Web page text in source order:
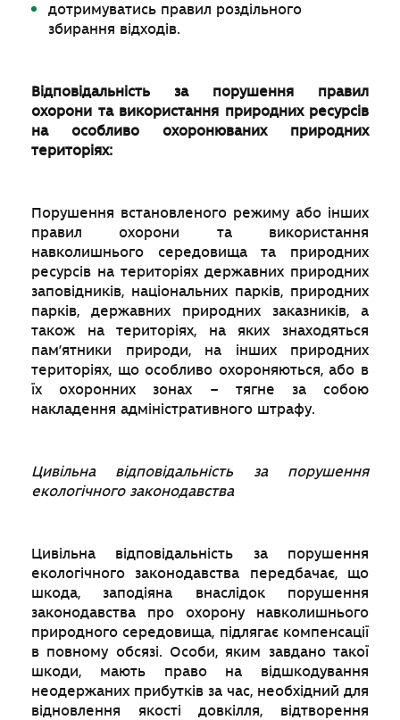
дотримуватись правил роздільного
збирання відходів.
Відповідальність за порушення правил
охорони та використання природних ресурсів
на особливо охоронюваних природних
територіях:
Порушення встановленого режиму або інших
правил охорони та використання
навколишнього середовища та природних
ресурсів на територіях державних природних
заповідників, національних парків, природних
парків, державних природних заказників, а
також на територіях, на яких знаходяться
пам’ятники природи, на інших природних
територіях, що особливо охороняються, або в
їх охоронних зонах – тягне за собою
накладення адміністративного штрафу.
Цивільна відповідальність за порушення
екологічного законодавства
Цивільна відповідальність за порушення
екологічного законодавства передбачає, що
шкода, заподіяна внаслідок порушення
законодавства про охорону навколишнього
природного середовища, підлягає компенсації
в повному обсязі. Особи, яким завдано такої
шкоди, мають право на відшкодування
неодержаних прибутків за час, необхідний для
відновлення якості довкілля, відтворення